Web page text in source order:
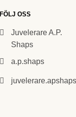
FÖLJ OSS
Juvelerare A.P.
Shaps
a.p.shaps